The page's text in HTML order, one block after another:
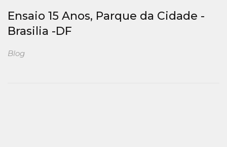
Ensaio 15 Anos, Parque da Cidade -
Brasilia -DF
Blog